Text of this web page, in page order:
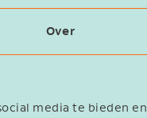
Over
media te bieden en